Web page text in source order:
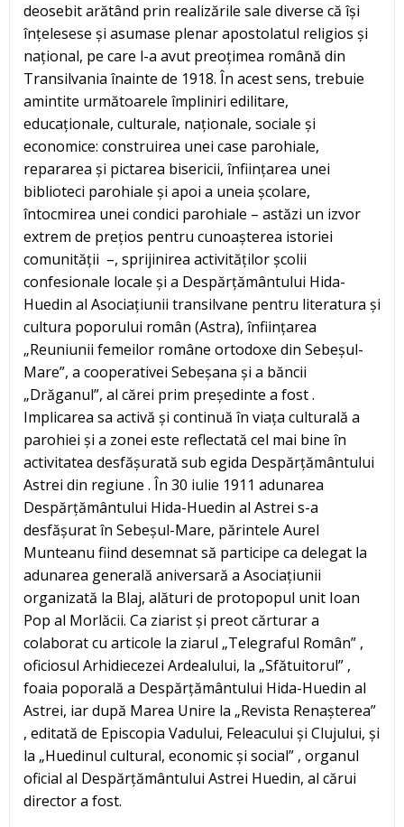
deosebit arătând prin realizările sale diverse că își
înțelesese și asumase plenar apostolatul religios și
național, pe care l-a avut preoțimea română din
Transilvania înainte de 1918. În acest sens, trebuie
amintite următoarele împliniri edilitare,
educaționale, culturale, naționale, sociale și
economice: construirea unei case parohiale,
repararea și pictarea bisericii, înființarea unei
biblioteci parohiale și apoi a uneia școlare,
întocmirea unei condici parohiale – astăzi un izvor
extrem de prețios pentru cunoașterea istoriei
comunității –, sprijinirea activităților școlii
confesionale locale și a Despărțământului Hida-
Huedin al Asociațiunii transilvane pentru literatura și
cultura poporului român (Astra), înființarea
„Reuniunii femeilor române ortodoxe din Sebeșul-
Mare”, a cooperativei Sebeșana și a băncii
„Drăganul”, al cărei prim președinte a fost .
Implicarea sa activă și continuă în viața culturală a
parohiei și a zonei este reflectată cel mai bine în
activitatea desfășurată sub egida Despărțământului
Astrei din regiune . În 30 iulie 1911 adunarea
Despărțământului Hida-Huedin al Astrei s-a
desfășurat în Sebeșul-Mare, părintele Aurel
Munteanu fiind desemnat să participe ca delegat la
adunarea generală aniversară a Asociațiunii
organizată la Blaj, alături de protopopul unit Ioan
Pop al Morlăcii. Ca ziarist și preot cărturar a
colaborat cu articole la ziarul „Telegraful Român” ,
oficiosul Arhidiecezei Ardealului, la „Sfătuitorul” ,
foaia poporală a Despărțământului Hida-Huedin al
Astrei, iar după Marea Unire la „Revista Renașterea”
, editată de Episcopia Vadului, Feleacului și Clujului, și
la „Huedinul cultural, economic și social” , organul
oficial al Despărțământului Astrei Huedin, al cărui
director a fost.